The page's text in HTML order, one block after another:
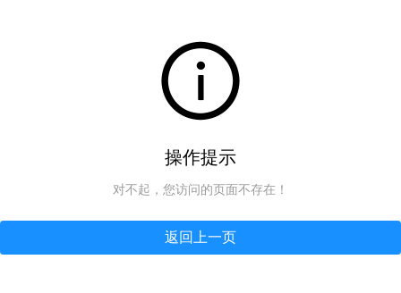
操作提示
对不起，您访问的页面不存在！
返回上一页